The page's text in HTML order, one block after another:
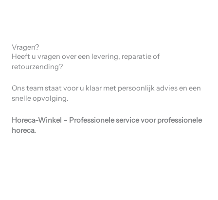
Vragen?
Heeft u vragen over een levering, reparatie of
retourzending?
Ons team staat voor u klaar met persoonlijk advies en een
snelle opvolging.
Horeca-Winkel – Professionele service voor professionele
horeca.